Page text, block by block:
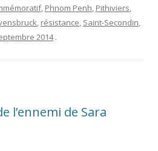
, Phnom Penh, Pithiviers,
, résistance, Saint-Secondin,
2014 .
l’ennemi de Sara